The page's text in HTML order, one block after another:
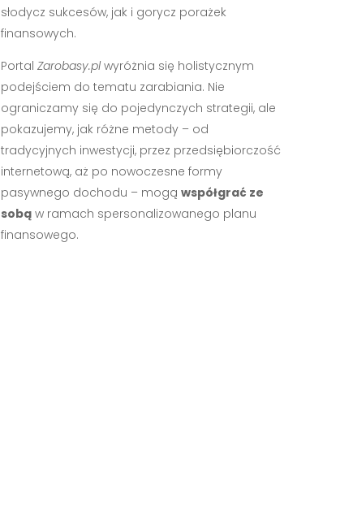
słodycz sukcesów, jak i gorycz porażek
finansowych.
Portal Zarobasy.plwyróżnia się holistycznym
podejściem do tematu zarabiania. Nie
ograniczamy się do pojedynczych strategii, ale
pokazujemy, jak różne metody – od
tradycyjnych inwestycji, przez przedsiębiorczość
internetową, aż po nowoczesne formy
pasywnego dochodu – mogą współgrać ze
sobąw ramach spersonalizowanego planu
finansowego.